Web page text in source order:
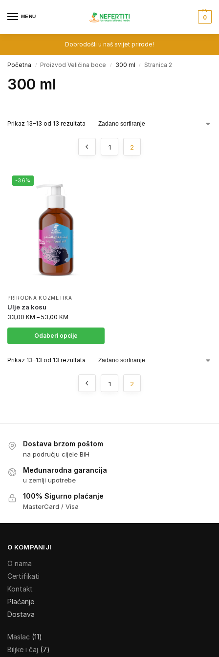
MENU 0
Dobrodošli u naš svijet prirode!
Početna / Proizvod Veličina boce / 300 ml / Stranica 2
300 ml
Prikaz 13–13 od 13 rezultata
1 2
-36%
PRIRODNA KOZMETIKA
Ulje za kosu
33,00 KM – 53,00 KM
Odaberi opcije
Prikaz 13–13 od 13 rezultata
1 2
Dostava brzom poštom
na području cijele BiH
Međunarodna garancija
u zemlji upotrebe
100% Sigurno plaćanje
MasterCard / Visa
O KOMPANIJI
O nama
Certifikati
Kontakt
Plaćanje
Dostava
Maslac 11
Biljke i čaj
7